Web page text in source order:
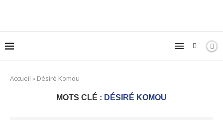
Accueil » Désiré Komou
MOTS CLÉ : DÉSIRÉ KOMOU